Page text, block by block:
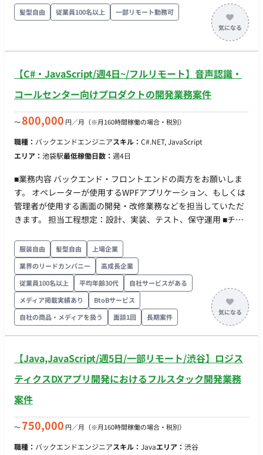
FW：React ツール・インフラ（社内利用実績）：DynamoDB,
PostgreSQL などのクラウド環境 ■ チーム体制 ITシステム開発
わせをさせて頂きます。 一部ご出社のご相談等もさせて頂けれ
TypeScriptを使用したWebアプリケーションのフロントエンド
開発経験 ・詳細設計から実装までご自身で自走して手を動かせ
タベース・クラウドに関する知識（必須ではありません） ・船
髪型自由 従業員100名以上 一部リモート勤務可
【C#・JavaScript/週4日~/フルリモート】音声認識・
コールセンター向けプロダクトの開発業務案件
〜800,000 円／月 （※月160時間稼働の場合・税別）
職種： バックエンドエンジニアスキル： C#.NET, JavaScript
エリア： 池袋駅最低稼働日数： 週4日
■業務内容 バックエンド・フロントエンドの両方をお願いしま
す。 オペレーターが使用するWPFアプリケーション、もしくは
管理者が使用する画面の開発・改修業務などを担当していただ
きます。 担当工程想定：設計、実装、テスト、保守運用 ■チー
20名・6名に分かれます。 ■開発環境 ・言語：
C#,JavaScript,jQuery,CSS ・フレームワーク：ASP.NET,WPF ・
DB：SQL Server ・インフラ：Windows,Azure,AWS ・コミュニ
ケーションツール：Teams ■働き方 ・稼働量：週4以上 ・稼働
時間/曜日帯：平日9時～17時をメインに前後の相談は可能です
・参画時期：10月想定
服装自由 髪型自由
上場企業
業界のリードカンパニー
高成長企業
従業員100名以上
平均年齢30代
自社サービスがある
メディア掲載実績あり
BtoBサービス
自社の商品・メディアを扱う
面談1回 長期案件
【Java,JavaScript/週5日/一部リモート/渋谷】ロジス
ティクスDXアプリ開発におけるフルスタック開発業務
案件
〜750,000 円／月 （※月160時間稼働の場合・税別）
職種： バックエンドエンジニアスキル： Javaエリア： 渋谷